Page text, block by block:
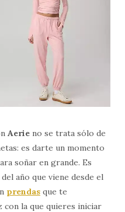
Aerie no se trata sólo de
es darte un momento
soñar en grande. Es
año que viene desde el
prendas que te
con la que quieres iniciar